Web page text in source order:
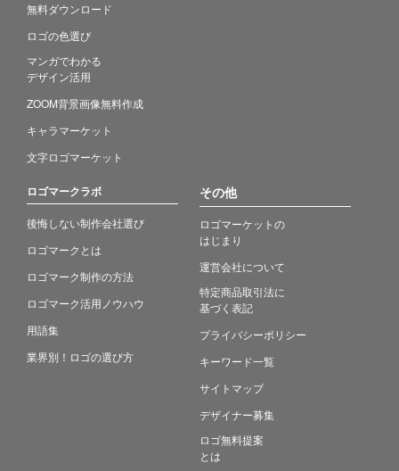
無料ダウンロード
ロゴの色選び
マンガでわかる
デザイン活用
ZOOM背景画像無料作成
キャラマーケット
文字ロゴマーケット
ロゴマークラボ
後悔しない制作会社選び
ロゴマークとは
ロゴマーク制作の方法
ロゴマーク活用ノウハウ
用語集
業界別！ロゴの選び方
その他
ロゴマーケットの
はじまり
運営会社について
特定商品取引法に
基づく表記
プライバシーポリシー
キーワード一覧
サイトマップ
デザイナー募集
ロゴ無料提案
とは